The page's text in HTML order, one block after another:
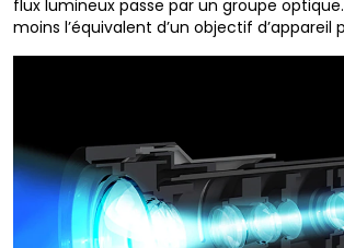
flux lumineux passe par un groupe optique.
moins l’équivalent d’un objectif d’appareil